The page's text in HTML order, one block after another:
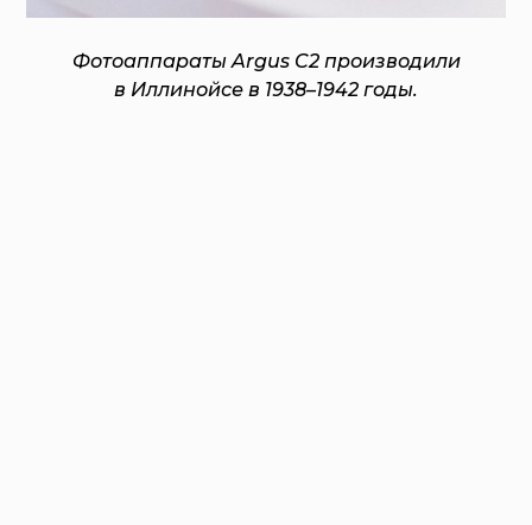
Фотоаппараты Argus C2 производили
в Иллинойсе в 1938–1942 годы.